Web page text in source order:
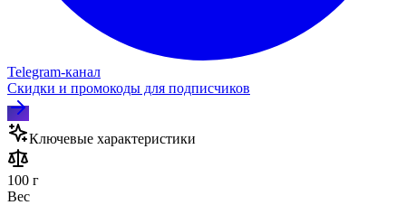
Telegram‑канал
Скидки и промокоды для подписчиков
Ключевые характеристики
100 г
Вес